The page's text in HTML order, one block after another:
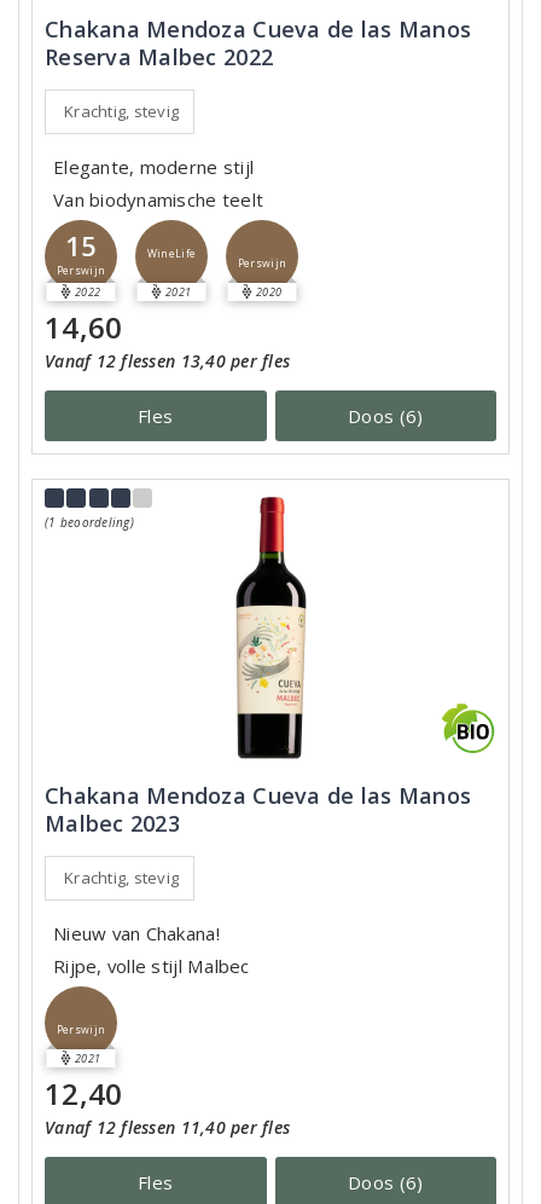
Chakana Mendoza Cueva de las Manos
Reserva Malbec 2022
Krachtig, stevig
Elegante, moderne stijl
Van biodynamische teelt
15
Perswijn
2022
WineLife
2021
Perswijn
2020
14,60
Vanaf 12 flessen 13,40 per fles
Fles Doos (6)
(1 beoordeling)
Chakana Mendoza Cueva de las Manos
Malbec 2023
Krachtig, stevig
Nieuw van Chakana!
Rijpe, volle stijl Malbec
Perswijn
2021
12,40
Vanaf 12 flessen 11,40 per fles
Fles Doos (6)